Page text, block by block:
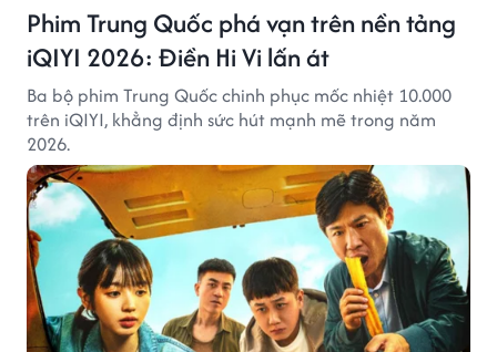
Phim Trung Quốc phá vạn trên nền tảng
iQIYI 2026: Điền Hi Vi lấn át
Ba bộ phim Trung Quốc chinh phục mốc nhiệt 10.000
trên iQIYI, khẳng định sức hút mạnh mẽ trong năm
2026.